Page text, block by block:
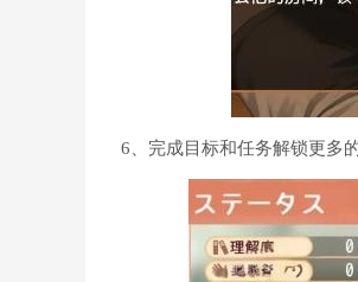
6、完成目标和任务解锁更多的